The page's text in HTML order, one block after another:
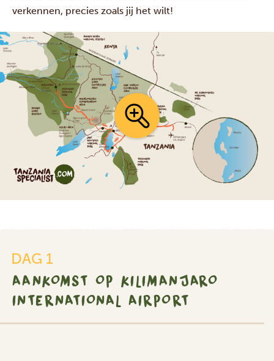
verkennen, precies zoals jij het wilt!
DAG 1
AANKOMST OP KILIMANJARO
INTERNATIONAL AIRPORT